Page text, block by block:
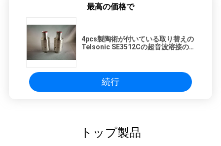
最高の価格で
4pcs製陶術が付いている取り替えの
Telsonic SE3512Cの超音波溶接の
続行
トップ製品